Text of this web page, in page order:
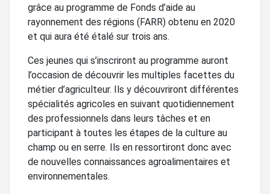
grâce au programme de Fonds d’aide au
rayonnement des régions (FARR) obtenu en 2020
et qui aura été étalé sur trois ans.
Ces jeunes qui s’inscriront au programme auront
l’occasion de découvrir les multiples facettes du
métier d’agriculteur. Ils y découvriront différentes
spécialités agricoles en suivant quotidiennement
des professionnels dans leurs tâches et en
participant à toutes les étapes de la culture au
champ ou en serre. Ils en ressortiront donc avec
de nouvelles connaissances agroalimentaires et
environnementales.